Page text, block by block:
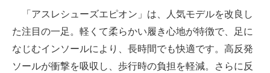
「アスレシューズエピオン」は、人気モデルを改良し
た注目の一足。軽くて柔らかい履き心地が特徴で、足に
なじむインソールにより、長時間でも快適です。高反発
ソールが衝撃を吸収し、歩行時の負担を軽減。さらに反